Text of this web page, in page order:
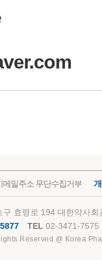
메일주소 무단수집거부
구 효령로 194 대한약사
TEL 02-3471-7575
Reserved @ Korea